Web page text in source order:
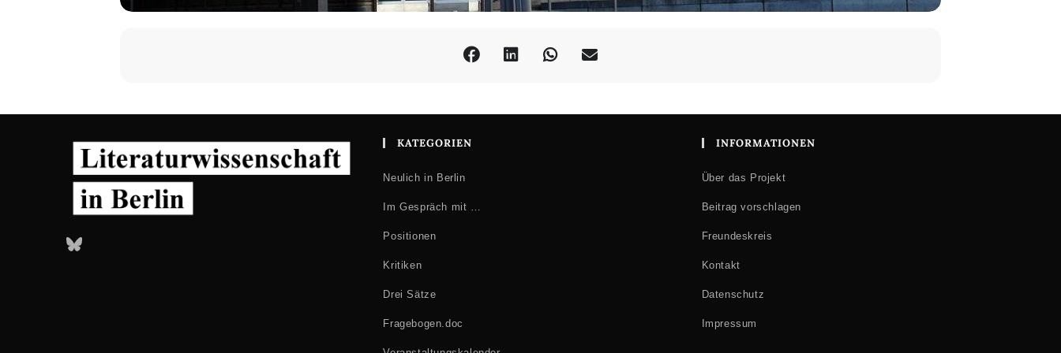
Bluesky
KATEGORIEN
Neulich in Berlin
Im Gespräch mit …
Positionen
Kritiken
Drei Sätze
Fragebogen.doc
INFORMATIONEN
Über das Projekt
Beitrag vorschlagen
Freundeskreis
Kontakt
Datenschutz
Impressum